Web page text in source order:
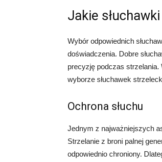
Jakie
Wybór odpowiednich
doświadczenia. Dobre
precyzję podczas
wyborze słuchawek
Ochrona słuchu
Jednym z najważniejszych
Strzelanie z broni palnej
odpowiednio chroniony.